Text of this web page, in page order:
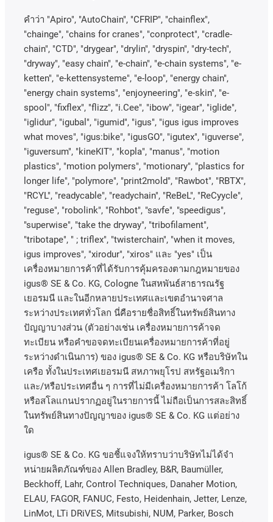
คําว่า "Apiro", "AutoChain", "CFRIP", "chainflex",
"chainge", "chains for cranes", "conprotect", "cradle-
chain", "CTD", "drygear", "drylin", "dryspin", "dry-tech",
"dryway", "easy chain", "e-chain", "e-chain systems", "e-
ketten", "e-kettensysteme", "e-loop", "energy chain",
"energy chain systems", "enjoyneering", "e-skin", "e-
spool", "fixflex", "flizz", "i.Cee", "ibow", "igear", "iglide",
"iglidur", "igubal", "igumid", "igus", "igus igus improves
what moves", "igus:bike", "igusGO", "igutex", "iguverse",
"iguversum", "kineKIT", "kopla", "manus", "motion
plastics", "motion polymers", "motionary", "plastics for
longer life", "polymore", "print2mold", "Rawbot", "RBTX",
"RCYL", "readycable", "readychain", "ReBeL", "ReCyycle",
"reguse", "robolink", "Rohbot", "savfe", "speedigus",
"superwise", "take the dryway", "tribofilament",
"tribotape", " ; triflex", "twisterchain", "when it moves,
igus improves", "xirodur", "xiros" และ "yes" เป็น
เครื่องหมายการค้าที่ได้รับการคุ้มครองตามกฎหมายของ
igus® SE & Co. KG, Cologne ในสหพันธ์สาธารณรัฐ
เยอรมนี และในอีกหลายประเทศและเขตอํานาจศาล
ระหว่างประเทศทั่วโลก นี่คือรายชื่อสิทธิ์ในทรัพย์สินทาง
ปัญญาบางส่วน (ตัวอย่างเช่น เครื่องหมายการค้าจด
ทะเบียน หรือคำขอจดทะเบียนเครื่องหมายการค้าที่อยู่
ระหว่างดำเนินการ) ของ igus® SE & Co. KG หรือบริษัทใน
เครือ ทั้งในประเทศเยอรมนี สหภาพยุโรป สหรัฐอเมริกา
และ/หรือประเทศอื่น ๆ การที่ไม่มีเครื่องหมายการค้า โลโก้
หรือสโลแกนปรากฏอยู่ในรายการนี้ ไม่ถือเป็นการสละสิทธิ์
ในทรัพย์สินทางปัญญาของ igus® SE & Co. KG แต่อย่าง
ใด
igus® SE & Co. KG ขอชี้แจงให้ทราบว่าบริษัทไม่ได้จํา
หน่ายผลิตภัณฑ์ของ Allen Bradley, B&R, Baumüller,
Beckhoff, Lahr, Control Techniques, Danaher Motion,
ELAU, FAGOR, FANUC, Festo, Heidenhain, Jetter, Lenze,
LinMot, LTi DRiVES, Mitsubishi, NUM, Parker, Bosch